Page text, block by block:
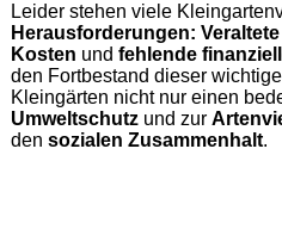
Leider stehen viele
Herausforderungen:
Kosten und fehlende
den Fortbestand dieser
Kleingärten nicht nur einen
Umweltschutzund zur
den sozialen Zusammenhalt.